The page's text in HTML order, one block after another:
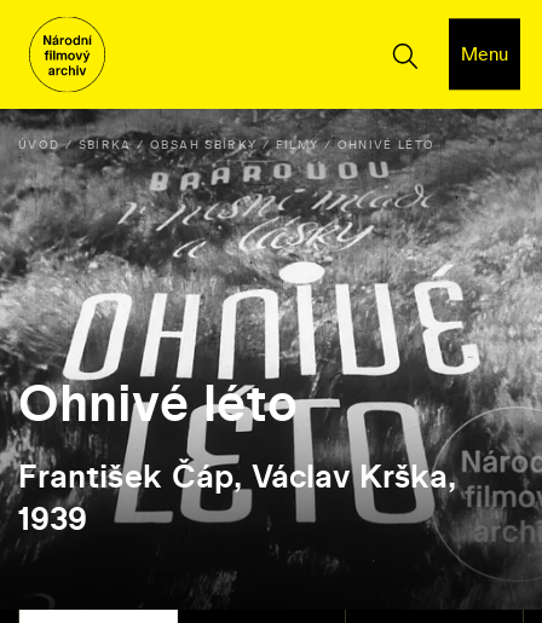
Menu
ÚVOD SBÍRKA OBSAH SBÍRKY FILMY OHNIVÉ LÉTO
Ohnivé léto
František Čáp, Václav Krška,
1939